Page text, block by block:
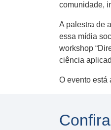
comunidade,
A palestra de
essa mídia
workshop
ciência
O evento está